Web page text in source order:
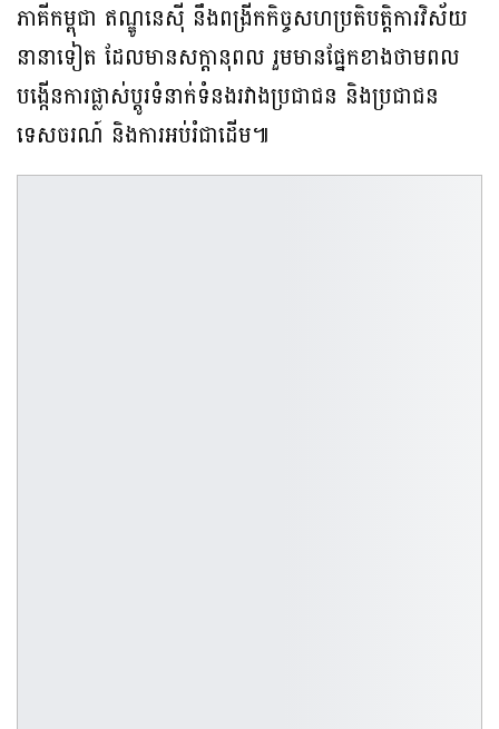
ភាគីកម្ពុជា ឥណ្ឌូនេស៊ី នឹងពង្រីកកិច្ចសហប្រតិបត្តិការវិស័យ
នានាទៀត ដែលមានសក្តានុពល រួមមានផ្នែកខាងថាមពល
បង្កើនការផ្លាស់ប្តូរទំនាក់ទំនងរវាងប្រជាជន និងប្រជាជន
ទេសចរណ៍ និងការអប់រំជាដើម៕